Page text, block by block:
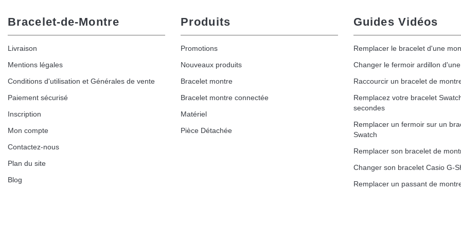
Bracelet-de-Montre
Livraison
Mentions légales
Conditions d'utilisation et Générales de vente
Paiement sécurisé
Inscription
Mon compte
Contactez-nous
Plan du site
Blog
Produits
Promotions
Nouveaux produits
Bracelet montre
Bracelet montre connectée
Matériel
Pièce Détachée
Guides Vidéos
Remplacer le bracelet d'une
Changer le fermoir ardillon
Raccourcir un bracelet de
Remplacez votre bracelet
secondes
Remplacer un fermoir sur un
Swatch
Remplacer son bracelet de
Changer son bracelet Casio G-
Remplacer un passant de